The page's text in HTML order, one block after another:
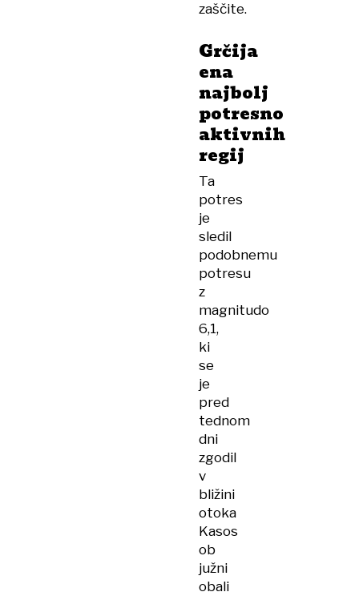
zaščite.
Grčija
ena
najbolj
potresno
aktivnih
regij
Ta
potres
je
sledil
podobnemu
potresu
z
magnitudo
6,1,
ki
se
je
pred
tednom
dni
zgodil
v
bližini
otoka
Kasos
ob
južni
obali